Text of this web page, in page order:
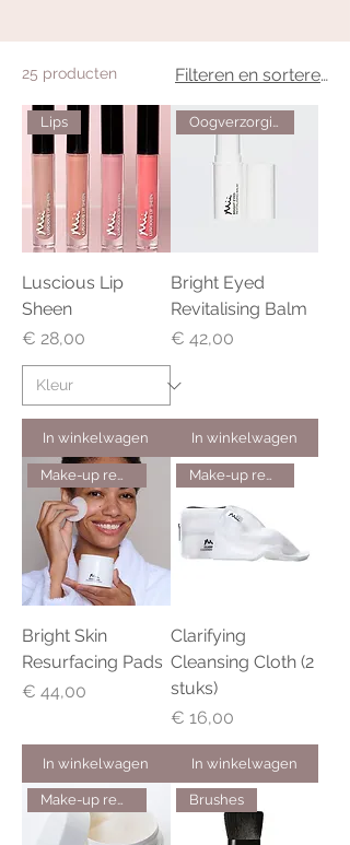
25 producten Filteren en sorteren
Lips
Luscious Lip
Sheen
Prijs
€ 28,00
In winkelwagen
Oogverzorging
Bright Eyed
Revitalising Balm
Prijs
€ 42,00
In winkelwagen
Bright Skin
Resurfacing Pads
Prijs
€ 44,00
In winkelwagen
Make-up remover
Clarifying
Cleansing Cloth (2
stuks)
Prijs
€ 16,00
In winkelwagen
Make-up remover Brushes